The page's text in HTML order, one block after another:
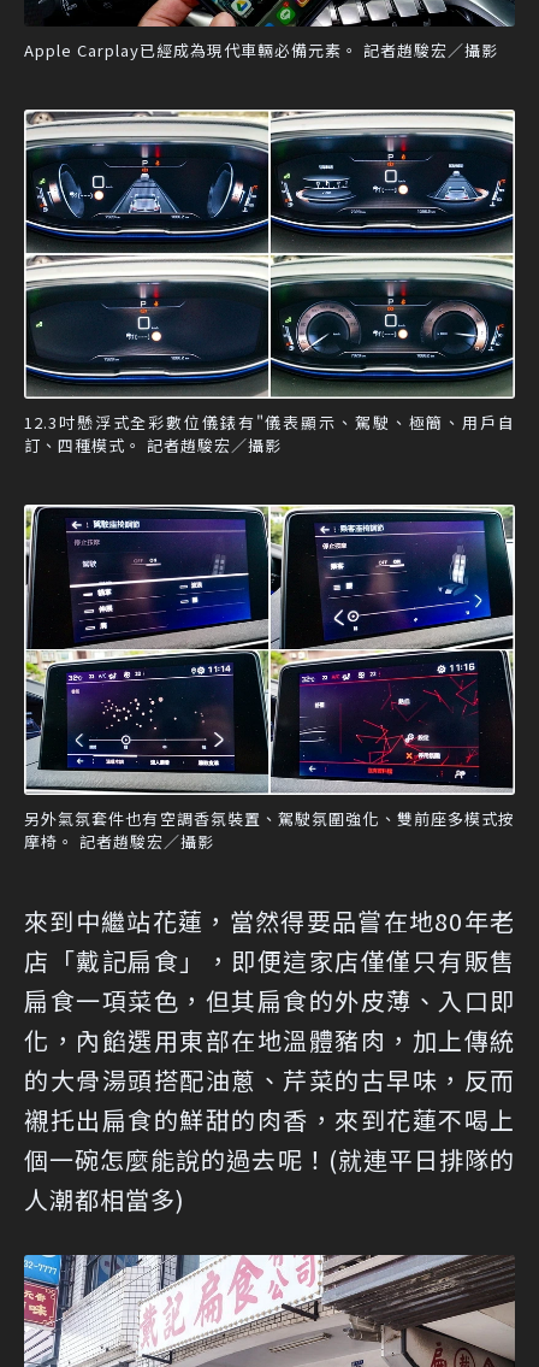
Apple Carplay已經成為現代車輛必備元素。 記者趙駿宏／攝影
12.3吋懸浮式全彩數位儀錶有"儀表顯示、駕駛、極簡、用戶自
訂、四種模式。 記者趙駿宏／攝影
另外氣氛套件也有空調香氛裝置、駕駛氛圍強化、雙前座多模式按
摩椅。 記者趙駿宏／攝影
來到中繼站花蓮，當然得要品嘗在地80年老
店「戴記扁食」，即便這家店僅僅只有販售
扁食一項菜色，但其扁食的外皮薄、入口即
化，內餡選用東部在地溫體豬肉，加上傳統
的大骨湯頭搭配油蔥、芹菜的古早味，反而
襯托出扁食的鮮甜的肉香，來到花蓮不喝上
個一碗怎麼能說的過去呢！(就連平日排隊的
人潮都相當多)